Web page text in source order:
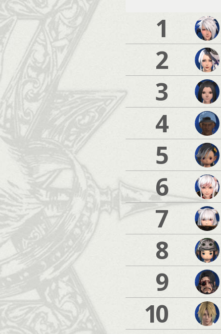
1
2
3
4
5
6
7
8
9
10